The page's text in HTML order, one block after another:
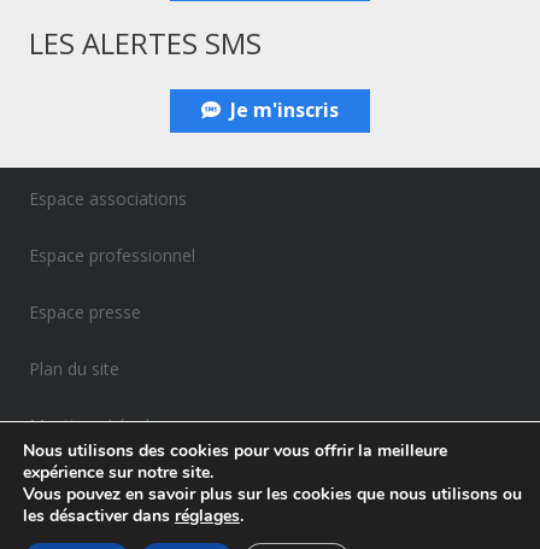
LES ALERTES SMS
Je m'inscris
Espace associations
Espace professionnel
Espace presse
Plan du site
Mentions Légales
Politique de confidentialité
Nous utilisons des cookies pour vous offrir la meilleure
expérience sur notre site.
Vous pouvez en savoir plus sur les cookies que nous utilisons ou
les désactiver dans réglages.